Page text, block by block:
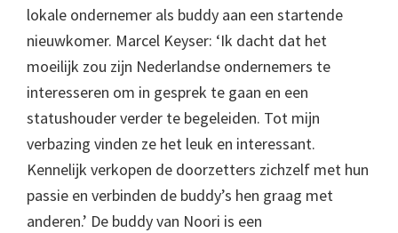
lokale ondernemer als buddy aan een startende
nieuwkomer. Marcel Keyser: ‘Ik dacht dat het
moeilijk zou zijn Nederlandse ondernemers te
interesseren om in gesprek te gaan en een
statushouder verder te begeleiden. Tot mijn
verbazing vinden ze het leuk en interessant.
Kennelijk verkopen de doorzetters zichzelf met hun
passie en verbinden de buddy’s hen graag met
anderen.’ De buddy van Noori is een